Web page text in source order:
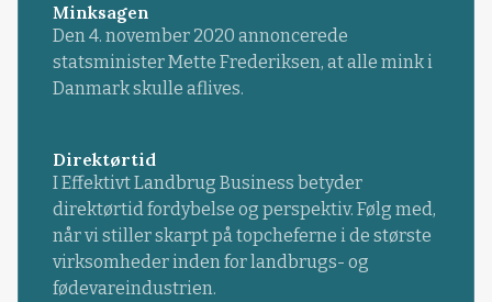
Minksagen
Den 4. november 2020 annoncerede
statsminister Mette Frederiksen, at alle mink i
Danmark skulle aflives.
Direktørtid
I Effektivt Landbrug Business betyder
direktørtid fordybelse og perspektiv. Følg med,
når vi stiller skarpt på topcheferne i de største
virksomheder inden for landbrugs- og
fødevareindustrien.